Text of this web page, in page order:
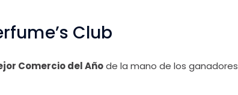
Club
Comercio del Añode la mano de los ganadores